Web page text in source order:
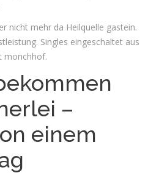
nicht mehr da Heilquelle gastein.
Singles eingeschaltet aus
monchhof.
–
einem